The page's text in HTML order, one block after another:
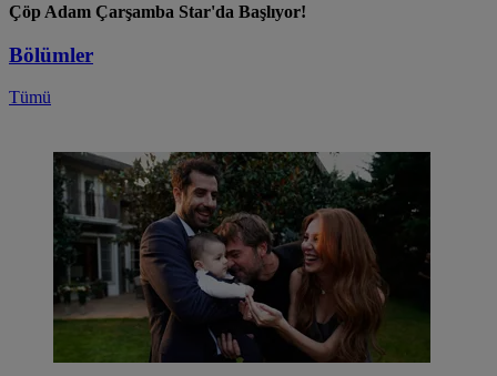
Çöp Adam Çarşamba Star'da Başlıyor!
Bölümler
Tümü